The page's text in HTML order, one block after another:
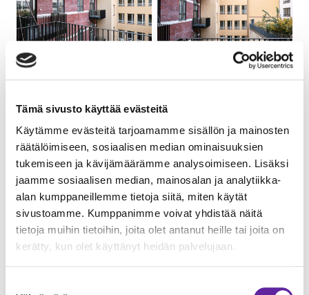
Tämä sivusto käyttää evästeitä
Käytämme evästeitä tarjoamamme sisällön ja mainosten
räätälöimiseen, sosiaalisen median ominaisuuksien
tukemiseen ja kävijämäärämme analysoimiseen. Lisäksi
jaamme sosiaalisen median, mainosalan ja analytiikka-
alan kumppaneillemme tietoja siitä, miten käytät
sivustoamme. Kumppanimme voivat yhdistää näitä
tietoja muihin tietoihin, joita olet antanut heille tai joita on
kerätty, kun olet käyttänyt heidän palvelujaan.